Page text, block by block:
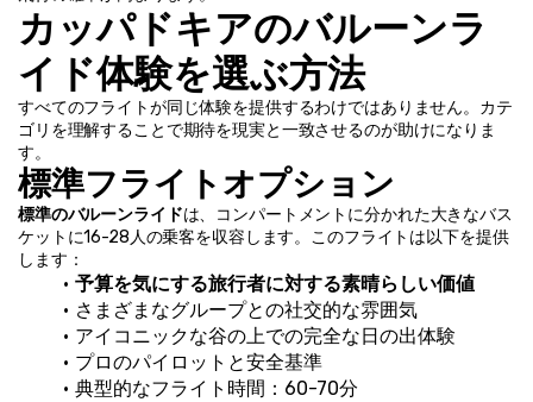
カッパドキアのバルーンラ
イド体験を選ぶ方法
すべてのフライトが同じ体験を提供するわけではありません。カテ
ゴリを理解することで期待を現実と一致させるのが助けになりま
す。
標準フライトオプション
標準のバルーンライドは、コンパートメントに分かれた大きなバス
ケットに16-28人の乗客を収容します。このフライトは以下を提供
します：
予算を気にする旅行者に対する素晴らしい価値
さまざまなグループとの社交的な雰囲気
アイコニックな谷の上での完全な日の出体験
プロのパイロットと安全基準
典型的なフライト時間：60-70分